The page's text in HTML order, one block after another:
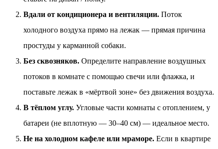
Вдали от кондиционера и вентиляции. Поток
холодного воздуха прямо на лежак — прямая причина
простуды у карманной собаки.
Без сквозняков. Определите направление воздушных
потоков в комнате с помощью свечи или флажка, и
поставьте лежак в «мёртвой зоне» без движения воздуха.
В тёплом углу. Угловые части комнаты с отоплением, у
батареи (не вплотную — 30–40 см) — идеальное место.
Не на холодном кафеле или мраморе. Если в квартире